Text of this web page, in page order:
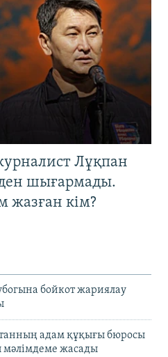
Лұқпан
шығармады.
жазған кім?
бойкот жариялау
адам құқығы бюросы
жасады